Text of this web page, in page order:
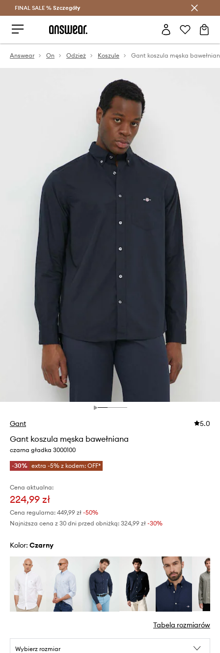
Oszczędzaj z Answear Club >
FINAL SALE % Szczegóły
Answear On Odzież Koszule Gant koszula męska
Gant 5.0
Gant koszula męska bawełniana
czarna gładka 3000100
-30% extra -5% z kodem: OFF*
Cena aktualna:
224,99 zł
Cena regularna: 449,99 zł -50%
Najniższa cena z 30 dni przed obniżką: 324,99 zł -30%
Kolor: czarny
Tabela rozmiarów
Wybierz rozmiar